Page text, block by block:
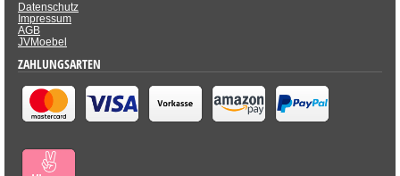
Datenschutz
Impressum
AGB
JVMoebel
ZAHLUNGSARTEN